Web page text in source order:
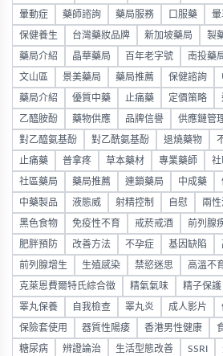
暈動症 藥師諮詢 藥局服務 口服藥
保健養生 台灣藥妝品牌 新加坡藥局 製
藥局介紹 晶華藥局 百年老字號 南投藥
文山區 景美藥局 藥局推薦 保健諮詢
藥局介紹 優質中藥 止痛藥 定價策略
乙醯胺酚 藥物供應 品牌信譽 供應鏈管
對乙醯氨基酚 對乙酰氨基酚 退燒藥物
止痛藥 普拿疼 草本藥材 專業藥師 社
社區藥局 藥局推薦 連鎖藥局 中成藥
中藥製品 液態威 射精控制 自慰 兩
黑色食物 免疫性不育 戒菸戒酒 前列腺
肥胖預防 改善方法 不孕症 基因缺陷
前列腺增生 生殖感染 禁慾迷思 高溫不
克萊恩費爾特氏綜合徵 精氣氣味 精子保護
睪丸保養 自我檢查 睪丸炎 成人影片
保險套使用 器質性陽痿 香港男性健康
糖尿病 辨證論治 生活型態改善 SSRI